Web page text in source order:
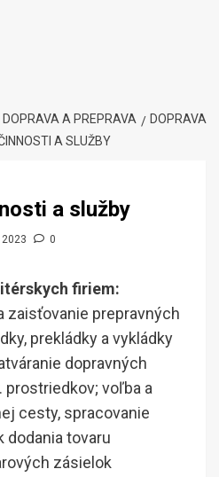
DOPRAVA A PREPRAVA
DOPRAVA
A SLUŽBY
a služby
0
firiem:
zaisťovanie prepravných
prekládky a vykládky
dopravných
prostriedkov; voľba a
cesty, spracovanie
dodania tovaru
zásielok